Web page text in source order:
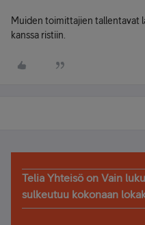
Muiden toimittajien tallentavat
kanssa ristiin.
Telia Yhteisö on Vain
sulkeutuu kokonaan